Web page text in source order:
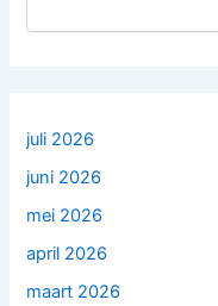
juli 2026
juni 2026
mei 2026
april 2026
maart 2026